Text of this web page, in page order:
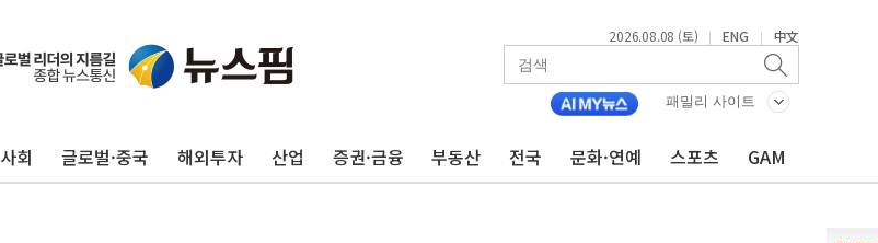
2026.08.08 (토) | ENG | 中文
패밀리 사이트
사회 글로벌·중국 해외투자 산업 증권·금융 부동산 전국 문화·연예 스포츠 GAM
민주, 오늘 제주·인천 경선 결과 발표...'김민석 재역전 vs 정청래 격차 확대'
뉴욕증시, 고용 쇼크에 금리 인상 우려 후퇴…S&P500 최고치
트럼프, 쿡 연준 이사 해임 재추진…"26일까지 의혹 소명" 요구